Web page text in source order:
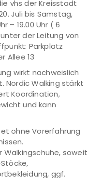
vhs der Kreisstadt
Juli bis Samstag,
– 19.00 Uhr ( 6
der Leitung von
Parkplatz
Allee 13
wirkt nachweislich
Nordic Walking stärkt
Koordination,
und kann
ohne Vorerfahrung
soweit
ggf.